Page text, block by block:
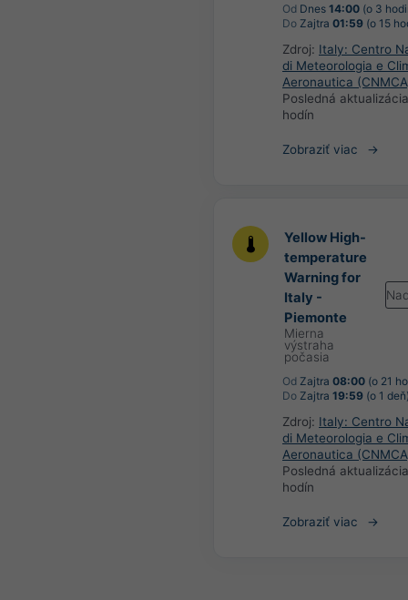
Od Dnes 14:00 (o 3
Do Zajtra 01:59 (o 15
Zdroj: Italy: Centro
di Meteorologia e
Aeronautica
Posledná
hodín
Zobraziť viac
Yellow High-
temperature
Warning for
Italy -
Piemonte
Mierna
výstraha
počasia
Od Zajtra 08:00 (o 21
Do Zajtra 19:59 (o 1
Zdroj: Italy: Centro
di Meteorologia e
Aeronautica
Posledná
hodín
Zobraziť viac